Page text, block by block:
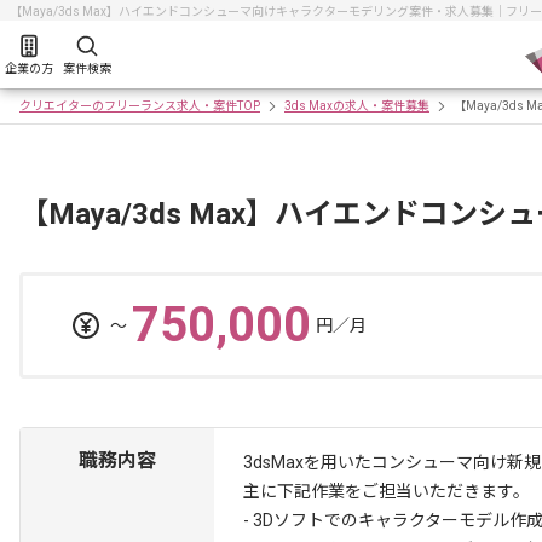
【Maya/3ds Max】ハイエンドコンシューマ向けキャラクターモデリング案件・求人募集｜フリ
企業の方 案件検索
クリエイターのフリーランス求人・案件TOP 3ds Maxの求人・案件募集 【Maya/3ds
【Maya/3ds Max】ハイエンドコンシ
〜 750,000 円／月
職務内容
3dsMaxを用いたコンシューマ向け新
主に下記作業をご担当いただきます。
- 3Dソフトでのキャラクターモデル作成